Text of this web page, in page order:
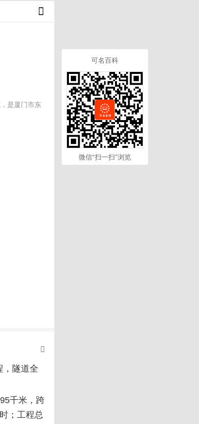
是厦门市东
，隧道全
千米，跨
；工程总
可名百科
微信“扫一扫”浏览